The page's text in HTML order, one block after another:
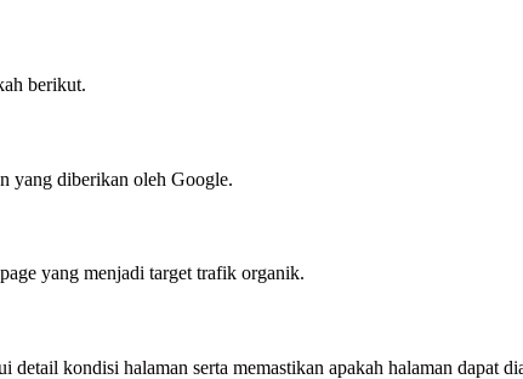
berikut.
yang diberikan oleh Google.
yang menjadi target trafik organik.
kondisi halaman serta memastikan apakah halaman dapat